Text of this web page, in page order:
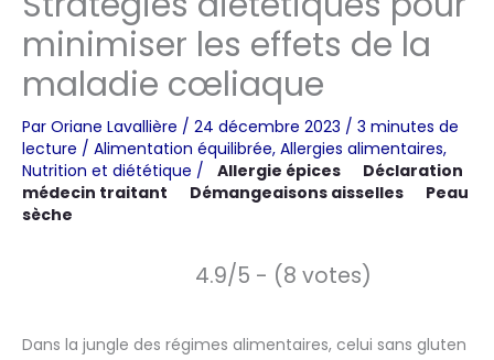
minimiser les effets de la
maladie cœliaque
Par Oriane Lavallière / 24 décembre 2023 / 3 minutes de
lecture / Alimentation équilibrée, Allergies alimentaires,
Nutrition et diététique / Allergie épices
Déclaration
médecin traitant
Démangeaisons aisselles
Peau
sèche
4.9/5 - (8 votes)
Dans la jungle des régimes alimentaires, celui sans gluten